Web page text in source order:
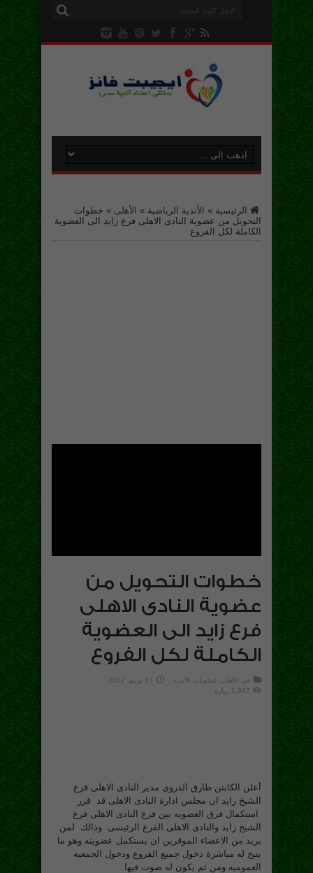
الرئيسية » الأندية الرياضية » الأهلى » خطوات
التحويل من عضوية النادى الاهلى فرع زايد الى العضوية
الكاملة لكل الفروع
خطوات التحويل من
عضوية النادى الاهلى
فرع زايد الى العضوية
الكاملة لكل الفروع
في الأهلى عضويات الأندية
17 يونيو، 2017
1,867 زيارة
أعلن الكابتن طارق الدروى مدير النادى الاهلى قرع
الشيخ زايد ان مجلس ادارة النادى الاهلى قد قرر
استكمال فرق العضويه بين فرع النادى الاهلى فرع
الشيخ زايد والنادى الاهلى الفرع الرئيسى وذالك لمن
يريد من الاعضاء الموقرين ان يستكمل عضويته وهو ما
يتيح له مباشرة دخول جميع الفروع ودخول الجمعيه
العموميه ومن ثم يكون له صوت فيها .